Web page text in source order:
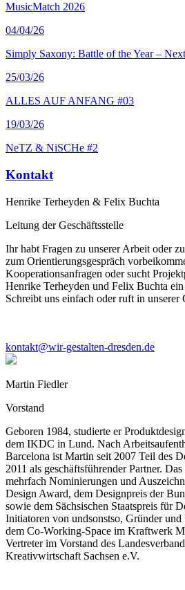
MusicMatch 2026
04/04/26
Simply Saxony: Battle of the Year –
25/03/26
ALLES AUF ANFANG #03
19/03/26
NeTZ & NiSCHe #2
Kontakt
Henrike Terheyden & Felix Buchta
Leitung der Geschäftsstelle
Ihr habt Fragen zu unserer Arbeit oder
zum Orientierungsgespräch
Kooperationsanfragen oder sucht
Henrike Terheyden und Felix Buchta
Schreibt uns einfach oder ruft in unserer
kontakt@wir-gestalten-dresden.de
Martin Fiedler
Vorstand
Geboren 1984, studierte er
dem IKDC in Lund. Nach
Barcelona ist Martin seit 2007 Teil des
2011 als geschäftsführender Partner.
mehrfach Nominierungen und
Design Award, dem Designpreis der
sowie dem Sächsischen Staatspreis für
Initiatoren von undsonstso, Gründer
dem Co-Working-Space im Kraftwerk
Vertreter im Vorstand des
Kreativwirtschaft Sachsen e.V.